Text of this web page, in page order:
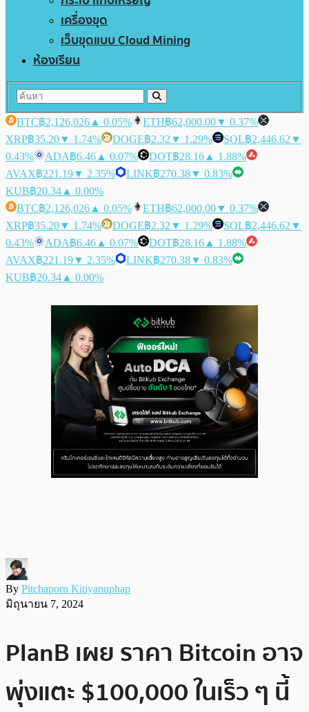
เครื่องขุด
เว็บขุดแบบ Cloud Mining
ห้องเรียน
BTC฿2,126,026 ▲ 0.05% ETH฿62,000.00▼ 0.37%
XRP฿35.20▼ 1.74% DOGE฿2.32 ▼ 1.29% SOL฿2,446.62 ▼
0.43%
ADA฿6.46 ▲ 0.07% DOT฿28.16 ▲ 1.88%
AVAX฿221.19▼ 2.35% LINK฿270.38▼ 0.83%
KUB฿20.34 ▲ 0.00%
BTC฿2,126,026 ▲ 0.05% ETH฿62,000.00▼ 0.37%
XRP฿35.20▼ 1.74% DOGE฿2.32 ▼ 1.29% SOL฿2,446.62 ▼
0.43%
ADA฿6.46 ▲ 0.07% DOT฿28.16 ▲ 1.88%
AVAX฿221.19▼ 2.35% LINK฿270.38▼ 0.83%
KUB฿20.34 ▲ 0.00%
By Pitchaporn Kitiyanuphap
มิถุนายน 7, 2024
PlanB เผย ราคา Bitcoin อาจ
พุ่งแตะ $100,000 ในเร็ว ๆ นี้